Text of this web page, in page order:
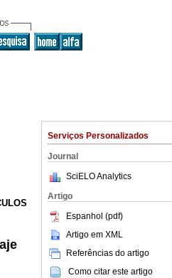
Serviços Personalizados
Journal
SciELO Analytics
Artigo
Espanhol (pdf)
Artigo em XML
Referências do artigo
Como citar este artigo